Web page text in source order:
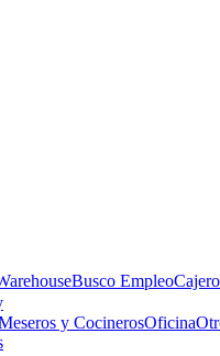
Busco Empleo
y CocinerosOficina